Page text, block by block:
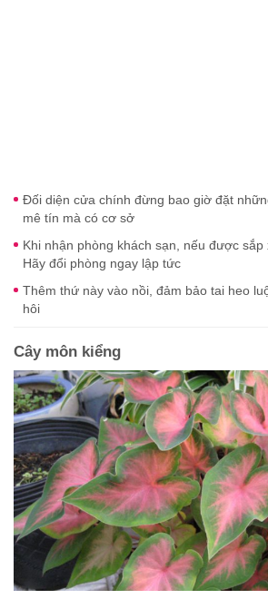
Đối diện cửa chính đừng bao giờ đặt
mê tín mà có cơ sở
Khi nhận phòng khách sạn, nếu được
Hãy đổi phòng ngay lập tức
Thêm thứ này vào nồi, đảm bảo tai heo
hôi
Cây môn kiểng